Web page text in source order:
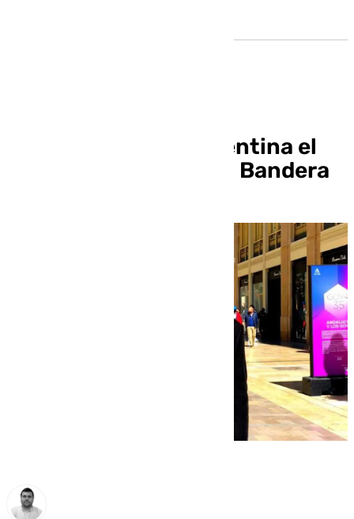
Fallece de forma repentina el
presentador Eduardo Bandera